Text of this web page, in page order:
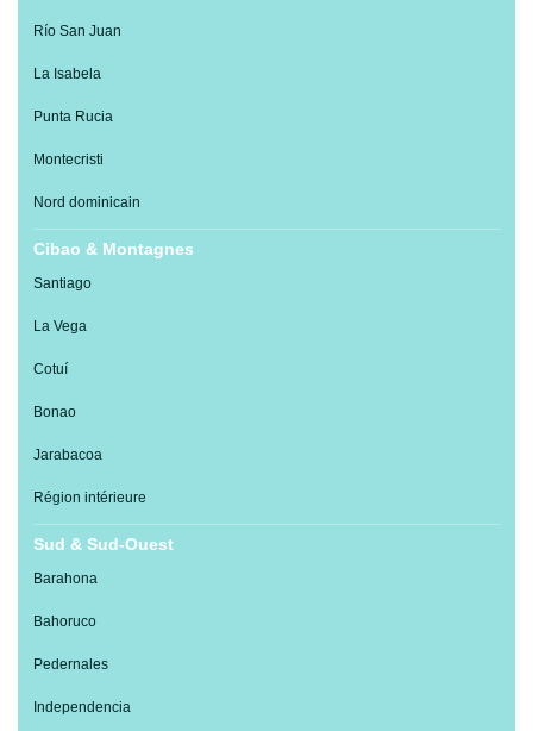
Río San Juan
La Isabela
Punta Rucia
Montecristi
Nord dominicain
Cibao & Montagnes
Santiago
La Vega
Cotuí
Bonao
Jarabacoa
Région intérieure
Sud & Sud-Ouest
Barahona
Bahoruco
Pedernales
Independencia